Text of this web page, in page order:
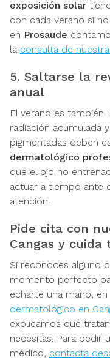
exposición solar
con cada verano si
en Prosaude
la consulta de
5. Saltarse la
anual
El verano es también
radiación acumulada
pigmentadas deben
dermatológico
que el ojo no
actuar a tiempo ante
atención.
Pide cita con
Cangas y
Si reconoces alguno
momento perfecto
echarte una mano, en
dermatológico en
explicamos qué
necesitas. Para pedir
médico, contacta